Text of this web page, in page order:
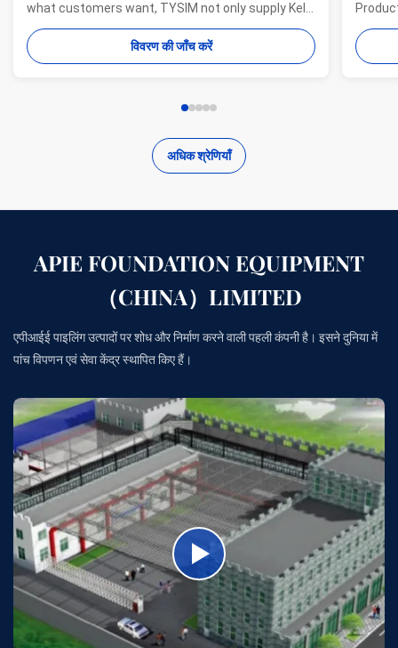
what customers want, TYSIM not only supply Kelly
bars for drill rigs of world’s top brands, but also
provide one-stop solution for the world foundation
construction users. While providing customized
विवरण की जाँच करें
offer
अधिक श्रेणियाँ
APIE FOUNDATION EQUIPMENT
（CHINA）LIMITED
एपीआईई पाइलिंग उत्पादों पर शोध और निर्माण करने वाली पहली कंपनी है। इसने दुनिया में
पांच विपणन एवं सेवा केंद्र स्थापित किए हैं।